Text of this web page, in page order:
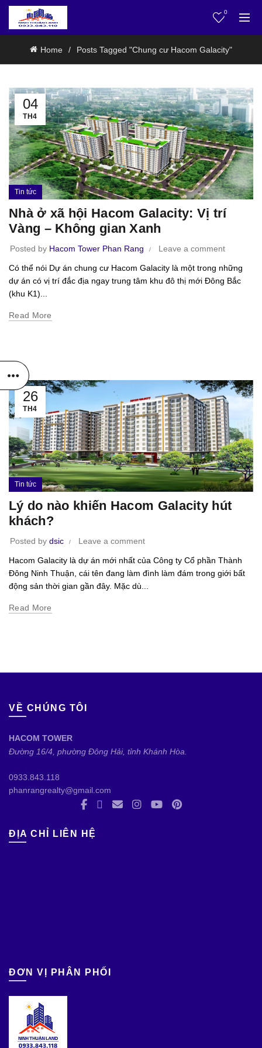
0
Home Posts Tagged "Chung cư Hacom Galacity"
04
TH4
Tin tức
Nhà ở xã hội Hacom Galacity: Vị trí
Vàng – Không gian Xanh
Posted by Hacom Tower Phan Rang Leave a comment
Có thể nói Dự án chung cư Hacom Galacity là một trong những
dự án có vị trí đắc địa ngay trung tâm khu đô thị mới Đông Bắc
(khu K1)...
Read More
26
TH4
Tin tức
Lý do nào khiến Hacom Galacity hút
khách?
Posted by dsic Leave a comment
Hacom Galacity là dự án mới nhất của Công ty Cổ phần Thành
Đông Ninh Thuận, cái tên đang làm đình làm đám trong giới bất
động sản thời gian gần đây. Mặc dù...
Read More
VỀ CHÚNG TÔI
HACOM TOWER
Đường 16/4, phường Đông Hải, tỉnh Khánh Hòa.
0933.843.118
phanrangrealty@gmail.com
ĐỊA CHỈ LIÊN HỆ
ĐƠN VỊ PHÂN PHỐI